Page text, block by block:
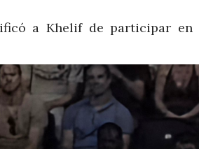
a Khelif de participar en